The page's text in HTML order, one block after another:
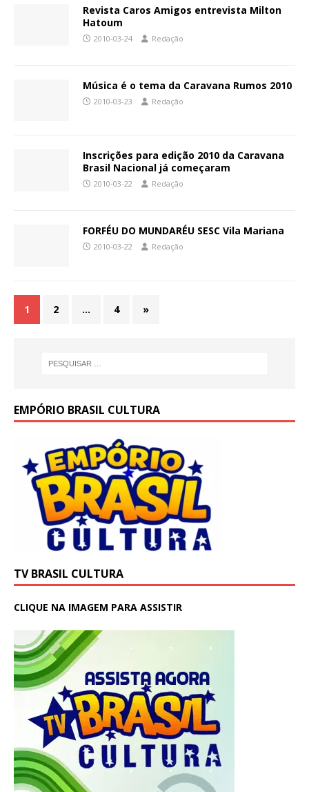
Revista Caros Amigos entrevista Milton
Hatoum
2010-03-24 Redação
Música é o tema da Caravana Rumos 2010
2010-03-23 Redação
Inscrições para edição 2010 da Caravana
Brasil Nacional já começaram
2010-03-22 Redação
FORFÉU DO MUNDARÉU SESC Vila Mariana
2010-03-22 Redação
1 2 … 4 »
EMPÓRIO BRASIL CULTURA
TV BRASIL CULTURA
CLIQUE NA IMAGEM PARA ASSISTIR